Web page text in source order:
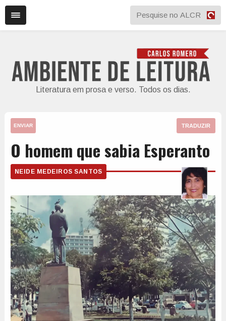
Literatura em prosa e verso. Todos os dias.
ENVIAR TRADUZIR
O homem que sabia Esperanto
NEIDE MEDEIROS SANTOS